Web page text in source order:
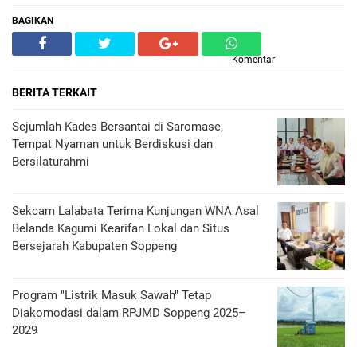
BAGIKAN
Komentar
BERITA TERKAIT
Sejumlah Kades Bersantai di Saromase,
Tempat Nyaman untuk Berdiskusi dan
Bersilaturahmi
Sekcam Lalabata Terima Kunjungan WNA Asal
Belanda Kagumi Kearifan Lokal dan Situs
Bersejarah Kabupaten Soppeng
Program "Listrik Masuk Sawah" Tetap
Diakomodasi dalam RPJMD Soppeng 2025–
2029